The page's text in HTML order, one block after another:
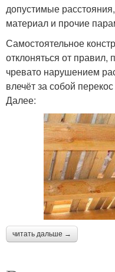
допустимые
материал и прочие
Самостоятельное
отклоняться от
чревато нарушением
влечёт за собой
Далее:
читать дальше →